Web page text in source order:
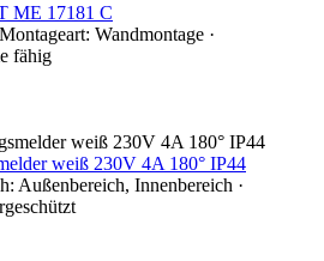
ME 17181 C
Wandmontage ·
fähig
weiß 230V 4A 180° IP44
Außenbereich, Innenbereich ·